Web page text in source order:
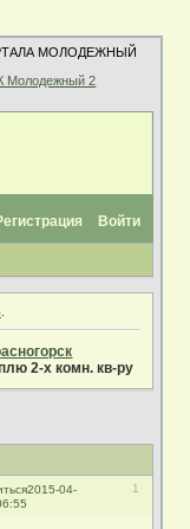
МОЛОДЕЖНЫЙ
Войти
.
2-х комн. кв-ру
1
2015-04-